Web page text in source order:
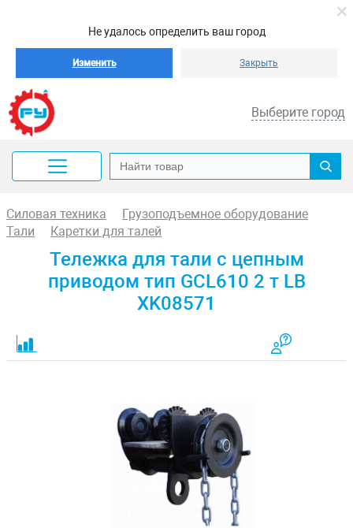
Не удалось определить ваш город
Изменить Закрыть
Выберите город
Силовая техника
Грузоподъемное оборудование
Тали
Каретки для талей
Тележка для тали с цепным
приводом тип GCL610 2 т LB
XK08571